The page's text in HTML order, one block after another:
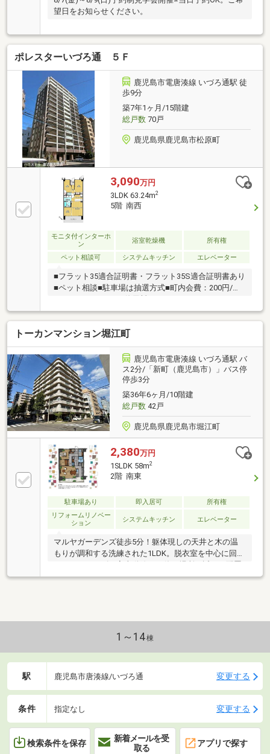
望日をお知らせください。
ポレスターいづろ通 ５Ｆ
鹿児島市電唐湊線 いづろ通駅 徒
歩9分
築7年1ヶ月/15階建
総戸数70戸
鹿児島県鹿児島市松原町
3,090万円
3LDK 63.24m2
5階 南西
モニタ付インターホ
ン
浴室乾燥機 所有権
ペット相談可 システムキッチン エレベーター
■フラット35適合証明書・フラット35S適合証明書あり
■ペット相談■駐車場は抽選方式■町内会費：200円/
トーカンマンション堀江町
鹿児島市電唐湊線 いづろ通駅 バ
ス2分/「新町（鹿児島市）」バス停
停歩3分
築36年6ヶ月/10階建
総戸数42戸
鹿児島県鹿児島市堀江町
2,380万円
1SLDK 58m2
2階 南東
駐車場あり 即入居可
所有権
リフォームリノベー
ション
システムキッチン エレベーター
マルヤガーデンズ徒歩5分！躯体現しの天井と木の温
もりが調和する洗練された1LDK。脱衣室を中心に回遊
された豊富な収納でミニマルな暮らしを叶えます。大
らしたい方にちょうどいいスケール感のリノベーショ
ンマンションです♪【周辺環境】・マルヤガーデン
1～14棟
駅 鹿児島市唐湊線/いづろ通 変更する
条件 指定なし 変更する
検索条件を保存
新着メールを受
取る
アプリで探す